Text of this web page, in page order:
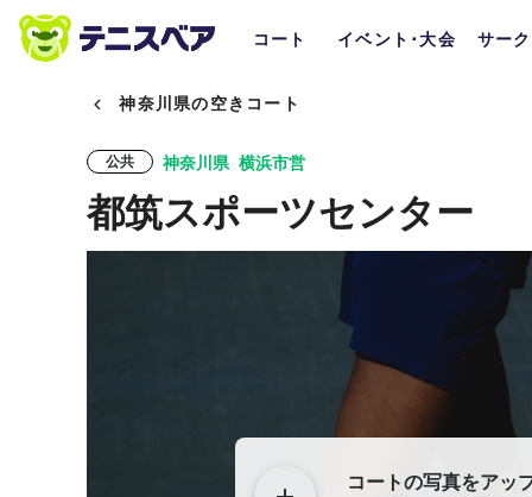
コート イベント･大会 サー
神奈川県の空きコート
公共 神奈川県 横浜市営
都筑スポーツセンター
コートの写真をアッ